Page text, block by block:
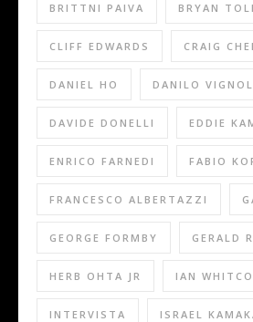
BRITTNI PAIVA BRYAN
CLIFF EDWARDS CRAIG
DANIEL HO DANILO
DAVIDE DONELLI EDDIE
ENRICO FARNEDI FABIO
FRANCESCO ALBERTAZZI
GEORGE FORMBY GERALD
HERB OHTA JR IAN
INTERVISTA ISRAEL